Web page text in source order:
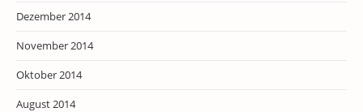
Dezember 2014
November 2014
Oktober 2014
August 2014